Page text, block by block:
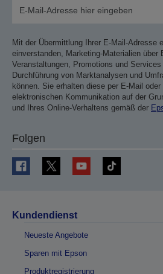
Mit der Übermittlung Ihrer E-Mail-Adresse
einverstanden, Marketing-Materialien über
Veranstaltungen, Promotions und
Durchführung von Marktanalysen und
können. Sie erhalten diese per E-Mail
elektronischen Kommunikation auf der
und Ihres Online-Verhaltens gemäß der
Folgen
Kundendienst
Neueste Angebote
Sparen mit Epson
Produktregistrierung